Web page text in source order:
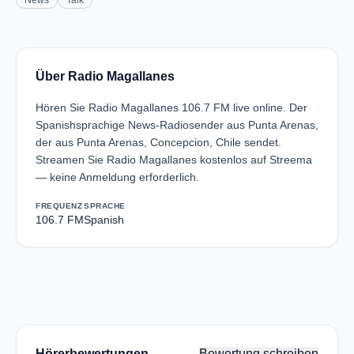
Über Radio Magallanes
Hören Sie Radio Magallanes 106.7 FM live online. Der
Spanishsprachige News-Radiosender aus Punta Arenas,
der aus Punta Arenas, Concepcion, Chile sendet.
Streamen Sie Radio Magallanes kostenlos auf Streema
— keine Anmeldung erforderlich.
FREQUENZ
106.7 FM
SPRACHE
Spanish